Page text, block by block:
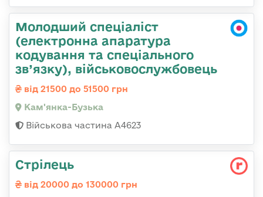
Молодший спеціаліст
(електронна апаратура
кодування та спеціального
зв’язку), військовослужбовець
від 21500 до 51500 грн
Кам'янка-Бузька
Військова частина А4623
Стрілець
від 20000 до 130000 грн